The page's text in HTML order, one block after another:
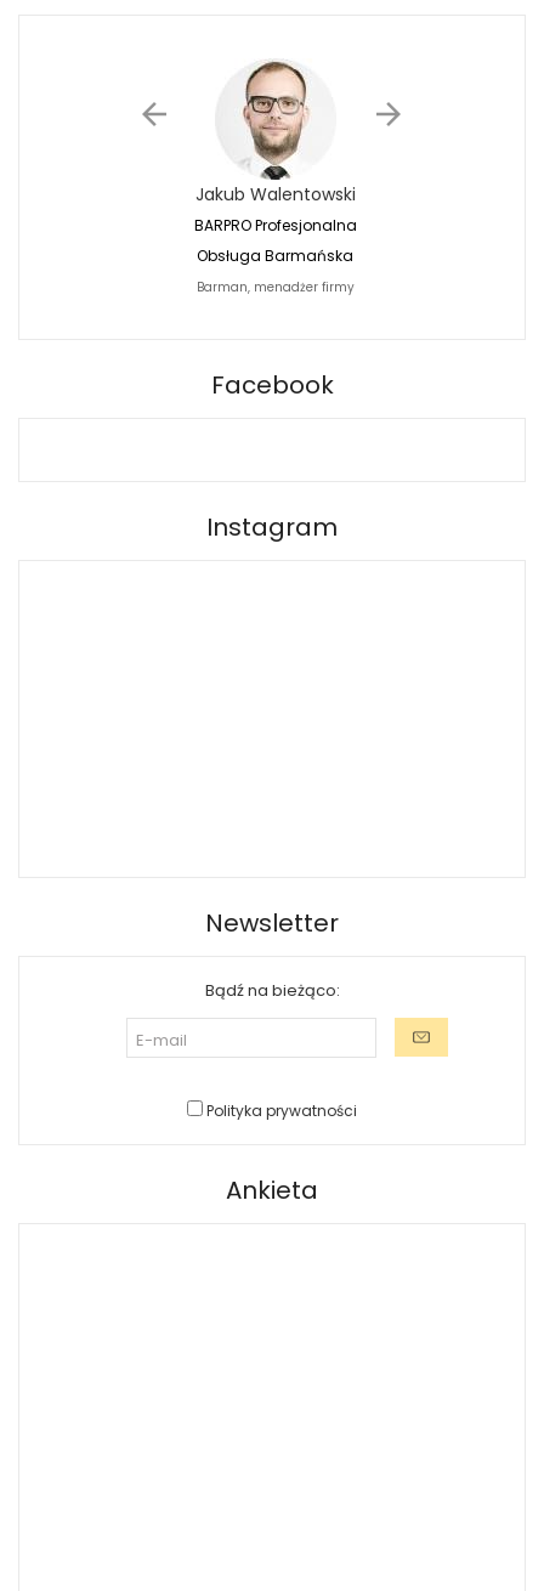
Jakub Walentowski
BARPRO Profesjonalna
Obsługa Barmańska
Barman, menadżer firmy
Facebook
Instagram
Newsletter
Bądź na bieżąco:
Polityka prywatności
Ankieta